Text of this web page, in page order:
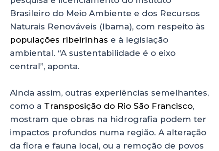
Brasileiro do Meio Ambiente e dos Recursos
Naturais Renováveis (Ibama), com respeito às
populações ribeirinhas e à legislação
ambiental. “A sustentabilidade é o eixo
central”, aponta.
Ainda assim, outras experiências semelhantes,
como a Transposição do Rio São Francisco,
mostram que obras na hidrografia podem ter
impactos profundos numa região. A alteração
da flora e fauna local, ou a remoção de povos